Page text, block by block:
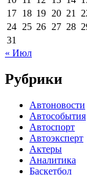
17 18 19 20 21
24 25 26 27 28
31
« Июл
Рубрики
Автоновости
Автособытия
Автоспорт
Автоэксперт
Актеры
Аналитика
Баскетбол